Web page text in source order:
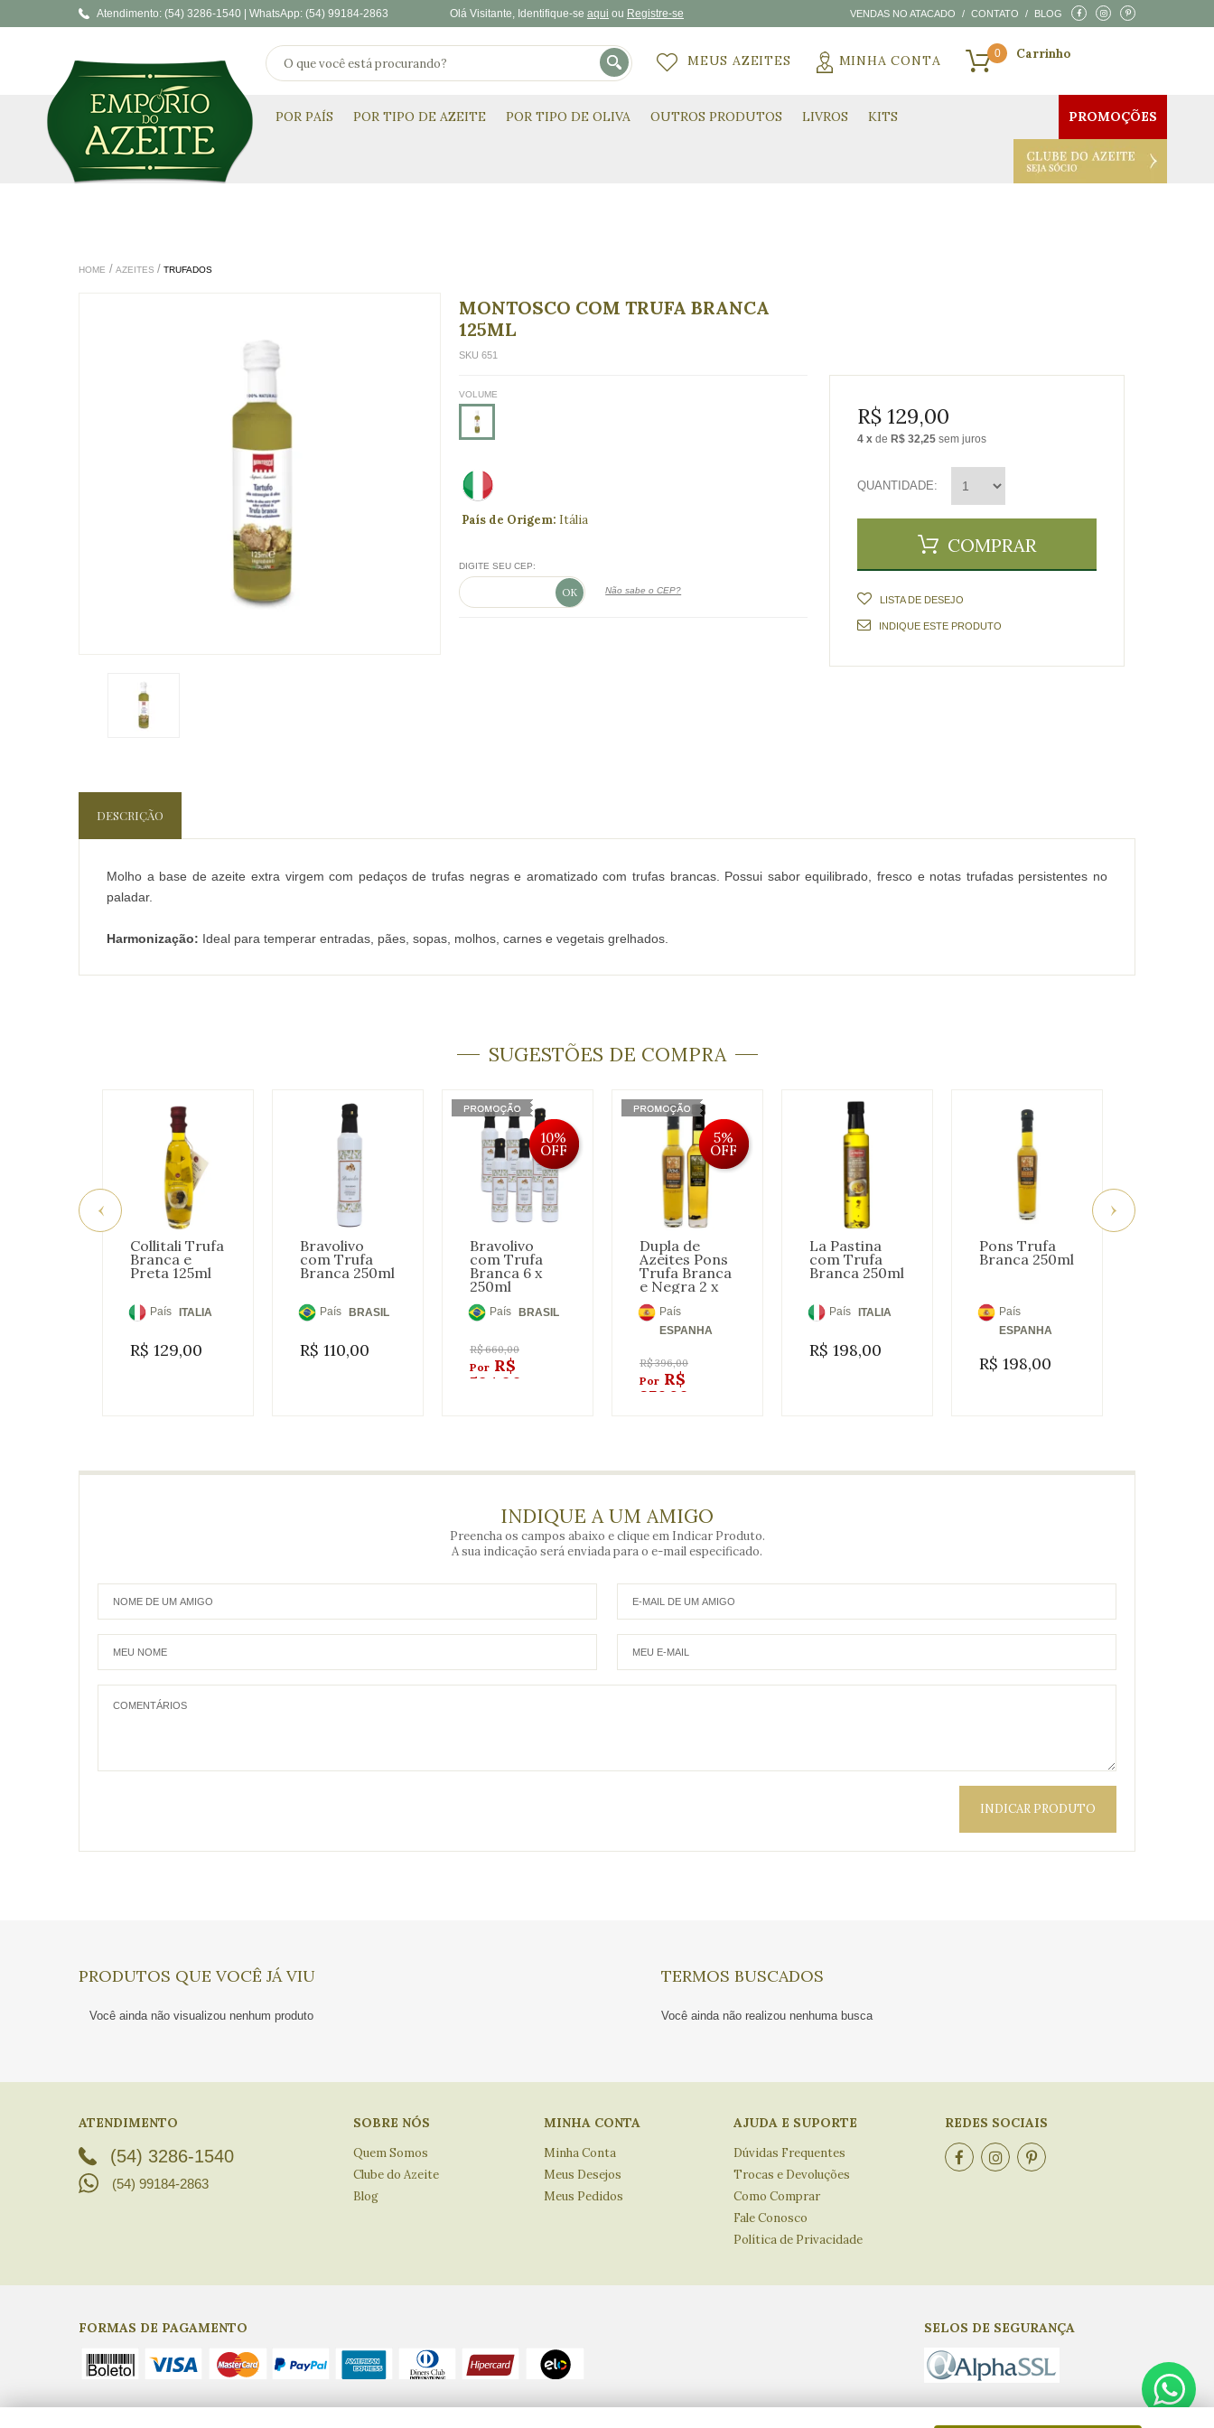
Atendimento: (54) 3286-1540 | WhatsApp: (54) 99184-2863 Olá Visitante , Identifique-se aqui Registre-se VENDAS NO ATACADO / CONTATO / BLOG
MEUS AZEITES MINHA CONTA
0
POR PAÍS POR TIPO DE AZEITE POR TIPO DE OLIVA OUTROS PRODUTOS LIVROS KITS PROMOÇÕES
CLUBE DO AZEITE
HOME AZEITES TRUFADOS
MONTOSCO COM TRUFA BRANCA
125ML
SKU 651
VOLUME
País de Origem: Itália
DIGITE SEU CEP:
Não sabe o CEP?
R$ 129,00
4 x de R$ 32,25 sem juros
QUANTIDADE
COMPRAR
LISTA DE DESEJO
INDIQUE ESTE PRODUTO
DESCRIÇÃO
Molho a base de azeite extra virgem com pedaços de trufas negras e aromatizado com trufas brancas. Possui sabor equilibrado, fresco e notas trufadas persistentes no
paladar.
Harmonização: Ideal para temperar entradas, pães, sopas, molhos, carnes e vegetais grelhados.
SUGESTÕES DE COMPRA
Collitali Trufa
Branca e
Preta 125ml
País
Origem:
ITALIA
R$ 129,00
Bravolivo
com Trufa
Branca 250ml
País
Origem:
BRASIL
R$ 110,00
Bravolivo
com Trufa
Branca 6 x
250ml
10%
OFF
País
Origem:
BRASIL
R$ 660,00
R$
594,00
Dupla de
Azeites Pons
Trufa Branca
e Negra 2 x
250ml
5%
OFF
País
de
ESPANHA
R$ 396,00
R$
376,20
La Pastina
com Trufa
Branca 250ml
País
Origem:
ITALIA
R$ 198,00
Pons Trufa
Branca 250ml
País
de
ESPANHA
R$ 198,00
INDIQUE A UM AMIGO
Preencha os campos abaixo e clique em Indicar Produto.
A sua indicação será enviada para o e-mail especificado.
INDICAR PRODUTO
PRODUTOS QUE VOCÊ JÁ VIU
Você ainda não visualizou nenhum produto
TERMOS BUSCADOS
Você ainda não realizou nenhuma busca
ATENDIMENTO
(54) 3286-1540
(54) 99184-2863
SOBRE NÓS
Quem Somos
Clube do Azeite
Blog
MINHA CONTA
Minha Conta
Meus Desejos
Meus Pedidos
AJUDA E SUPORTE
Dúvidas Frequentes
Trocas e Devoluções
Como Comprar
Fale Conosco
Política de Privacidade
REDES SOCIAIS
FORMAS DE PAGAMENTO SELOS DE SEGURANÇA